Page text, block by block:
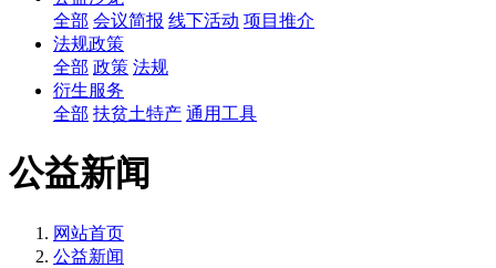
全部 会议简报 线下活动 项目推介
法规政策
全部 政策 法规
衍生服务
全部 扶贫土特产 通用工具
公益新闻
网站首页
公益新闻